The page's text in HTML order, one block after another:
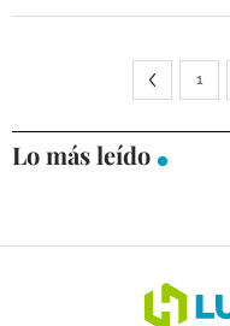
1
Lo más leído